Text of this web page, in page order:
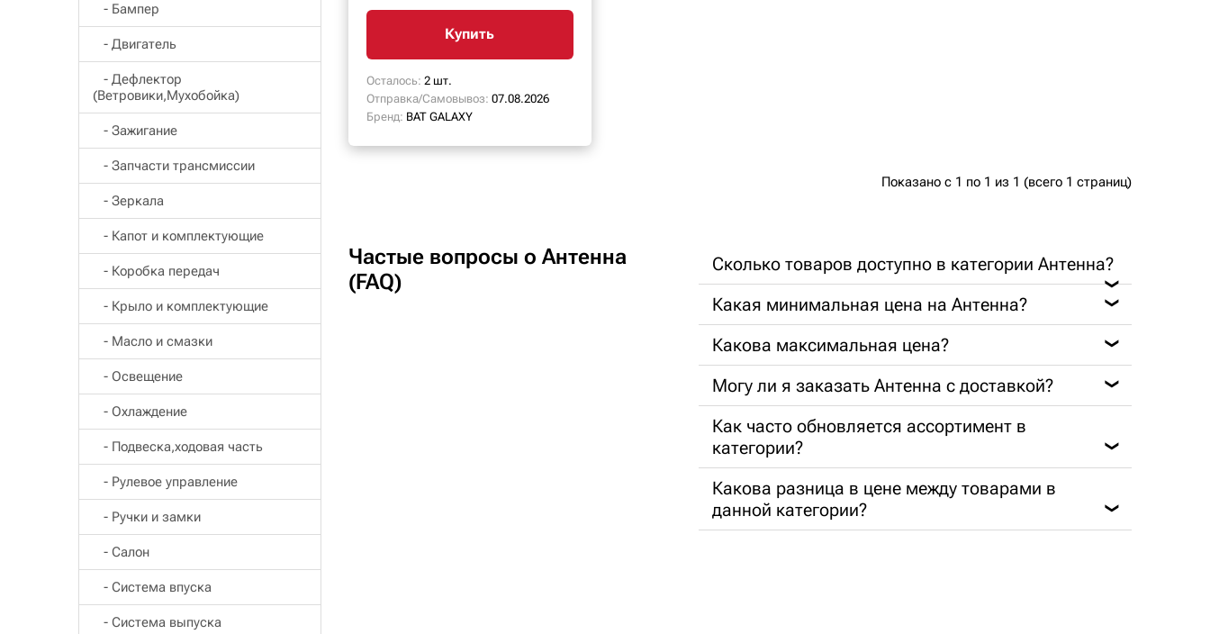
- Бампер
- Двигатель
- Дефлектор
(Ветровики,Мухобойка)
- Зажигание
- Запчасти трансмиссии
- Зеркала
- Капот и комплектующие
- Коробка передач
- Крыло и комплектующие
- Масло и смазки
- Освещение
- Охлаждение
- Подвеска,ходовая часть
- Рулевое управление
- Ручки и замки
- Салон
- Система впуска
- Система выпуска
Купить
Осталось: 2 шт.
Отправка/Самовывоз: 07.08.2026
Бренд: BAT GALAXY
Показано с 1 по 1 из 1 (всего 1 страниц)
Частые вопросы о Антенна
(FAQ)
Сколько товаров доступно в категории Антенна?
❯
Какая минимальная цена на Антенна? ❯
Какова максимальная цена? ❯
Могу ли я заказать Антенна с доставкой? ❯
Как часто обновляется ассортимент в
категории?
❯
Какова разница в цене между товарами в
данной категории?
❯